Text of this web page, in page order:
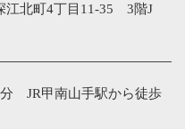
江北町4丁目11-35 3階J
JR甲南山手駅から徒歩